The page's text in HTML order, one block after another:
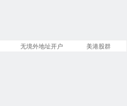
无境外地址开户 美港股群